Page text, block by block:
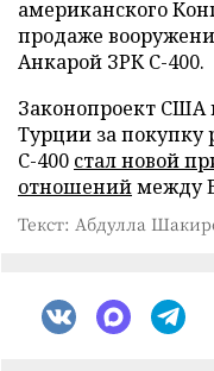
американского
продаже
Анкарой ЗРК С-400.
Законопроект США
Турции за покупку
С-400 стал новой
отношениймежду
Текст: Абдулла